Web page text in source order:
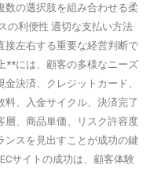
数の選択肢を組み合わせる柔
の利便性 適切な支払い方法
接左右する重要な経営判断で
**には、顧客の多様なニーズ
決済、クレジットカード、
料、入金サイクル、決済完了
層、商品単価、リスク許容度
ンスを見出すことが成功の鍵
サイトの成功は、顧客体験